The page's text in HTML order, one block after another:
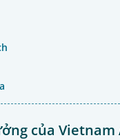
của Vietnam